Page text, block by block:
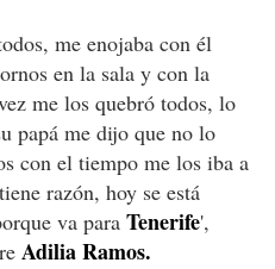
me enojaba con él
en la sala y con la
me los quebró todos, lo
papá me dijo que no lo
con el tiempo me los iba a
razón, hoy se está
va para Tenerife',
Adilia Ramos.